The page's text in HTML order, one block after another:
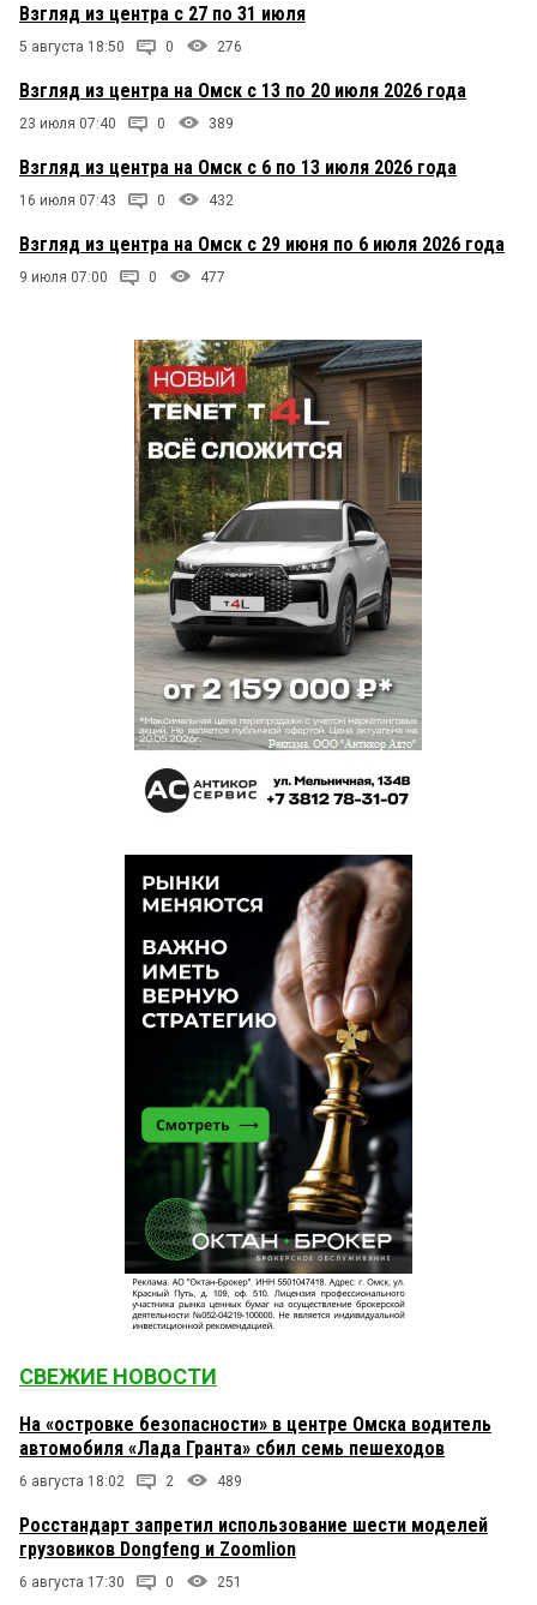
Взгляд из центра с 27 по 31 июля
5 августа 18:50 0 276
Взгляд из центра на Омск с 13 по 20 июля 2026 года
23 июля 07:40 0 389
Взгляд из центра на Омск с 6 по 13 июля 2026 года
16 июля 07:43 0 432
Взгляд из центра на Омск с 29 июня по 6 июля 2026 года
9 июля 07:00 0 477
СВЕЖИЕ НОВОСТИ
На «островке безопасности» в центре Омска водитель
автомобиля «Лада Гранта» сбил семь пешеходов
6 августа 18:02 2 489
Росстандарт запретил использование шести моделей
грузовиков Dongfeng и Zoomlion
6 августа 17:30 0 251